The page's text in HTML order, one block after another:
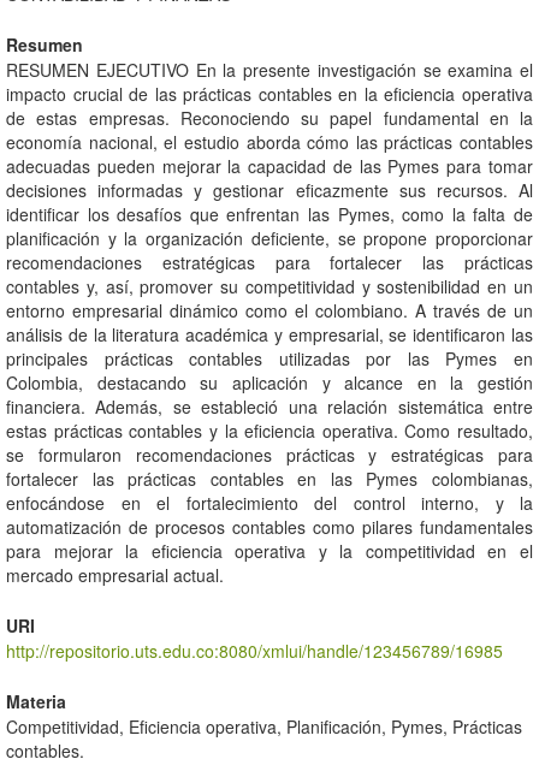
Resumen
RESUMEN EJECUTIVO En la presente investigación se examina el
impacto crucial de las prácticas contables en la eficiencia operativa
de estas empresas. Reconociendo su papel fundamental en la
economía nacional, el estudio aborda cómo las prácticas contables
adecuadas pueden mejorar la capacidad de las Pymes para tomar
decisiones informadas y gestionar eficazmente sus recursos. Al
identificar los desafíos que enfrentan las Pymes, como la falta de
planificación y la organización deficiente, se propone proporcionar
recomendaciones estratégicas para fortalecer las prácticas
contables y, así, promover su competitividad y sostenibilidad en un
entorno empresarial dinámico como el colombiano. A través de un
análisis de la literatura académica y empresarial, se identificaron las
principales prácticas contables utilizadas por las Pymes en
Colombia, destacando su aplicación y alcance en la gestión
financiera. Además, se estableció una relación sistemática entre
estas prácticas contables y la eficiencia operativa. Como resultado,
se formularon recomendaciones prácticas y estratégicas para
fortalecer las prácticas contables en las Pymes colombianas,
enfocándose en el fortalecimiento del control interno, y la
automatización de procesos contables como pilares fundamentales
para mejorar la eficiencia operativa y la competitividad en el
mercado empresarial actual.
URI
http://repositorio.uts.edu.co:8080/xmlui/handle/123456789/16985
Materia
Competitividad, Eficiencia operativa, Planificación, Pymes, Prácticas
contables.